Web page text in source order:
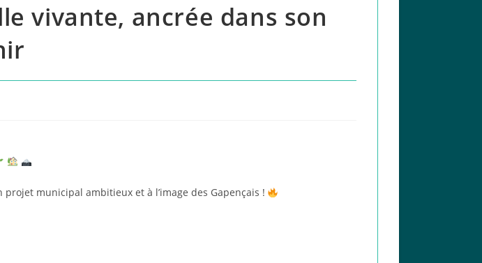
vivante, ancrée dans son
municipal ambitieux et à l’image des Gapençais !